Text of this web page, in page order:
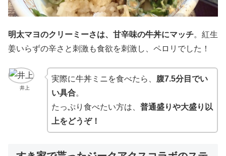
明太マヨのクリーミーさは、甘辛味の牛丼にマッチ。紅生
姜いらずの辛さと刺激も食欲を刺激し、ペロリでした！
井上
実際に牛丼ミニを食べたら、 腹7.5分目でい
い具合。
たっぷり食べたい方は、 普通盛りや大盛り以
上をどうぞ！